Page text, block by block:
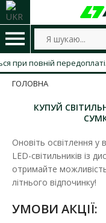
повній передоплаті.
ГОЛОВНА
КУПУЙ
Оновіть освітлення у
LED-світильників із
отримайте
літнього відпочинку!
УМОВИ АКЦІЇ: